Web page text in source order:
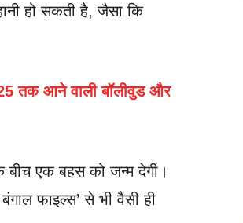
हो सकती है, जैसा कि
तक आने वाली बॉलीवुड और
बीच एक बहस को जन्म देगी।
फाइल्स’ से भी वैसी ही